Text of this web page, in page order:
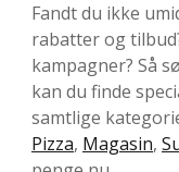
Fandt du ikke
rabatter og
kampagner? Så
kan du finde
samtlige
Pizza, Magasin,